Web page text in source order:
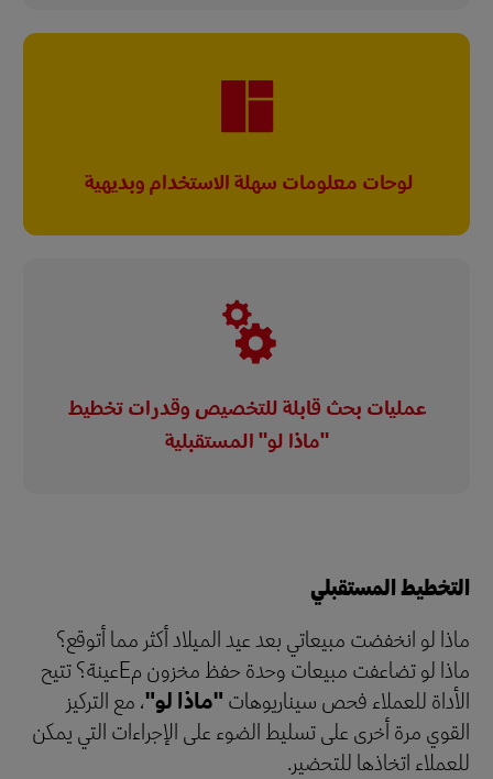
لوحات معلومات سهلة الاستخدام وبديهية
عمليات بحث قابلة للتخصيص وقدرات تخطيط
"ماذا لو" المستقبلية
التخطيط المستقبلي
ماذا لو انخفضت مبيعاتي بعد عيد الميلاد أكثر مما أتوقع؟
ماذا لو تضاعفت مبيعات وحدة حفظ مخزون مEعينة؟ تتيح
الأداة للعملاء فحص سيناريوهات"ماذا لو"، مع التركيز
القوي مرة أخرى على تسليط الضوء على الإجراءات التي يمكن
للعملاء اتخاذها للتحضير.